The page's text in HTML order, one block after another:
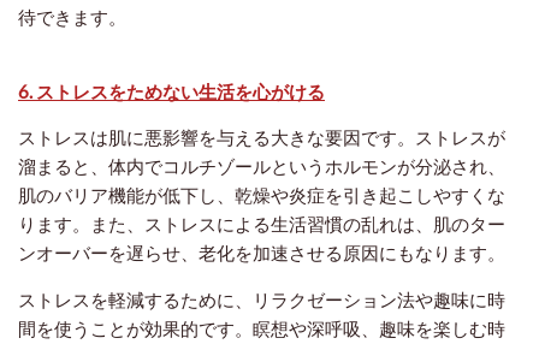
待できます。
6. ストレスをためない生活を心がける
ストレスは肌に悪影響を与える大きな要因です。ストレスが
溜まると、体内でコルチゾールというホルモンが分泌され、
肌のバリア機能が低下し、乾燥や炎症を引き起こしやすくな
ります。また、ストレスによる生活習慣の乱れは、肌のター
ンオーバーを遅らせ、老化を加速させる原因にもなります。
ストレスを軽減するために、リラクゼーション法や趣味に時
間を使うことが効果的です。瞑想や深呼吸、趣味を楽しむ時